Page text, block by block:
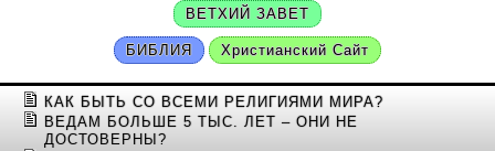
ВЕТХИЙ ЗАВЕТ
БИБЛИЯ Христианский Сайт
КАК БЫТЬ СО ВСЕМИ РЕЛИГИЯМИ МИРА?
ВЕДАМ БОЛЬШЕ 5 ТЫС. ЛЕТ – ОНИ НЕ
ДОСТОВЕРНЫ?